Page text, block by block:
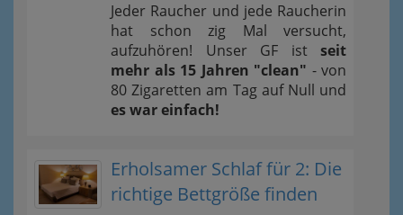
Jeder Raucher und jede Raucherin
hat schon zig Mal versucht,
aufzuhören! Unser GF ist seit
mehr als 15 Jahren "clean" - von
80 Zigaretten am Tag auf Null und
es war einfach!
Erholsamer Schlaf für 2: Die
richtige Bettgröße finden